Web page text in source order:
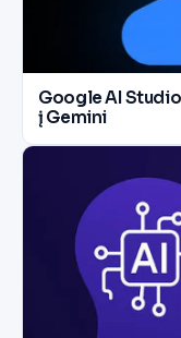
Google AI
į Gemini